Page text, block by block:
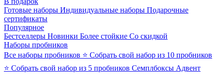
Готовые наборы Индивидуальные наборы Подарочные
сертификаты
Популярное
Бестселлеры Новинки Более стойкие Со скидкой
Наборы пробников
Все наборы пробников ⭐ Собрать свой набор из 10 пробников
⭐ Собрать свой набор из 5 пробников Семплбоксы Адвент